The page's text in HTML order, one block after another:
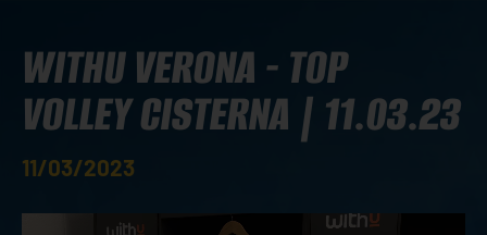
WITHU VERONA - TOP
VOLLEY CISTERNA | 11.03.23
11/03/2023